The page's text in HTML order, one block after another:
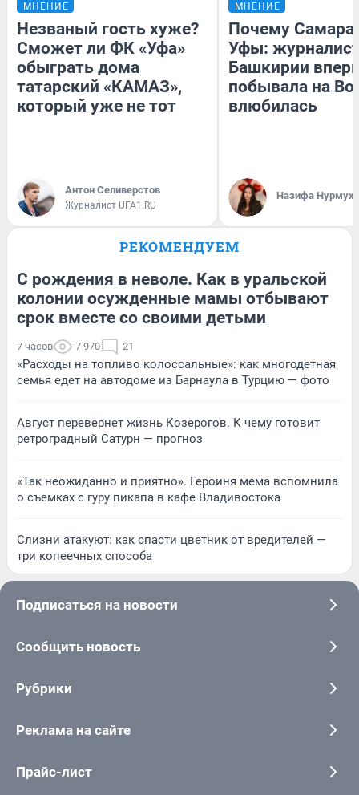
МНЕНИЕ
Незваный гость хуже?
Сможет ли ФК «Уфа»
обыграть дома
татарский «КАМАЗ»,
который уже не тот
Антон Селиверстов
Журналист UFA1.RU
МНЕНИЕ
Почему Самара
Уфы:
Башкирии
побывала на
влюбилась
Назифа
РЕКОМЕНДУЕМ
С рождения в неволе. Как в уральской
колонии осужденные мамы отбывают
срок вместе со своими детьми
7 часов 7 970 21
«Расходы на топливо колоссальные»: как многодетная
семья едет на автодоме из Барнаула в Турцию — фото
Август перевернет жизнь Козерогов. К чему готовит
ретроградный Сатурн — прогноз
«Так неожиданно и приятно». Героиня мема вспомнила
о съемках с гуру пикапа в кафе Владивостока
Слизни атакуют: как спасти цветник от вредителей —
три копеечных способа
Подписаться на новости
Сообщить новость
Рубрики
Реклама на сайте
Прайс-лист